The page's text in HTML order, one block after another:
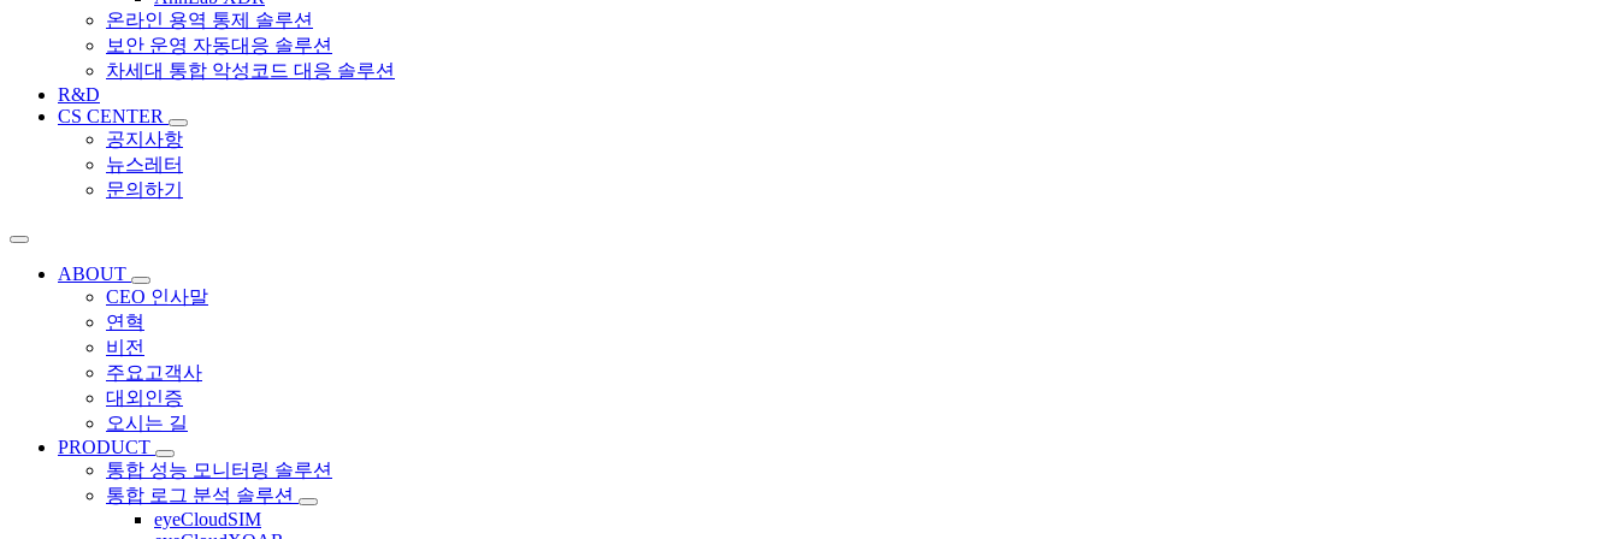
온라인 용역 통제 솔루션
보안 운영 자동대응 솔루션
차세대 통합 악성코드 대응 솔루션
R&D
CS CENTER
공지사항
뉴스레터
문의하기
ABOUT
CEO 인사말
연혁
비전
주요고객사
대외인증
오시는 길
PRODUCT
통합 성능 모니터링 솔루션
통합 로그 분석 솔루션
eyeCloudSIM